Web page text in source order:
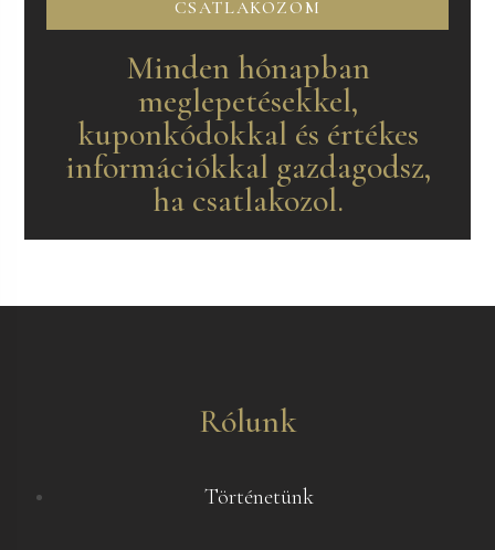
CSATLAKOZOM
Minden hónapban
meglepetésekkel,
kuponkódokkal és értékes
információkkal gazdagodsz,
ha csatlakozol.
Rólunk
Történetünk